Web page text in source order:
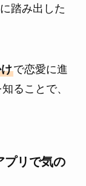
踏み出した
で恋愛に進
ることで、
リで気の